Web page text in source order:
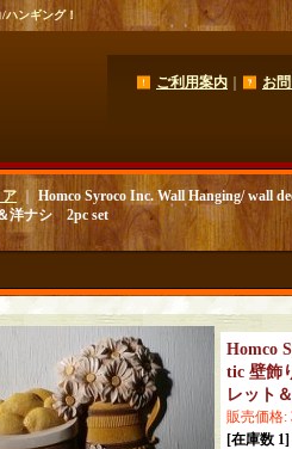
ハンギング！
ご利用案内 お
ア｜ Homco Syroco Inc. Wall Hanging/ wall
洋ナシ 2pc set
Homco
tic 壁飾
レット
販売価格:
[在庫数 1]